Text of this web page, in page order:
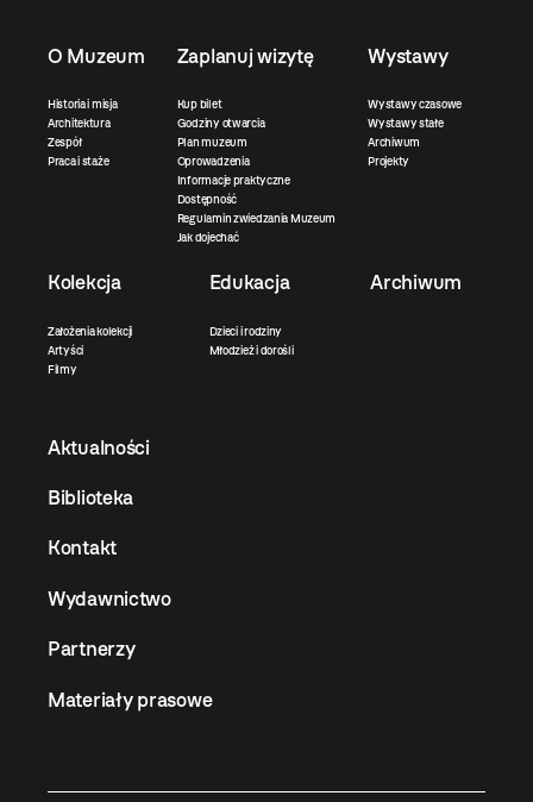
O Muzeum
Historia i misja
Architektura
Zespół
Praca i staże
Zaplanuj wizytę
Kup bilet
Godziny otwarcia
Plan muzeum
Oprowadzenia
Informacje praktyczne
Dostępność
Regulamin zwiedzania Muzeum
Jak dojechać
Wystawy
Wystawy czasowe
Wystawy stałe
Archiwum
Projekty
Kolekcja
Założenia kolekcji
Artyści
Filmy
Edukacja
Dzieci i rodziny
Młodzież i dorośli
Archiwum
Aktualności
Biblioteka
Kontakt
Wydawnictwo
Partnerzy
Materiały prasowe